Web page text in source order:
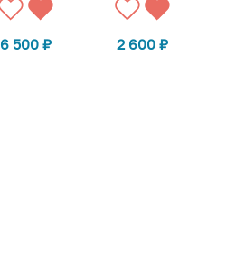
6 500 ₽ 2 600 ₽